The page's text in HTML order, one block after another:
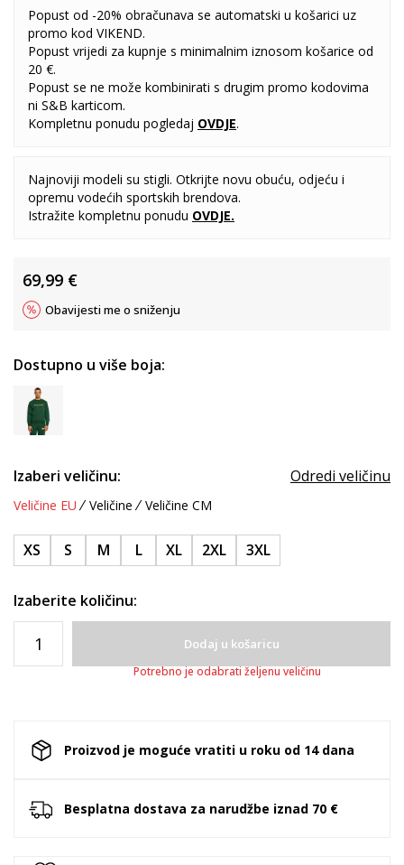
Popust od -20% obračunava se automatski u košarici uz
promo kod VIKEND.
Popust vrijedi za kupnje s minimalnim iznosom košarice od
20 €.
Popust se ne može kombinirati s drugim promo kodovima
ni S&B karticom.
Kompletnu ponudu pogledaj OVDJE.
Najnoviji modeli su stigli. Otkrijte novu obuću, odjeću i
opremu vodećih sportskih brendova.
Istražite kompletnu ponudu OVDJE.
69,99 €
Obavijesti me o sniženju
Dostupno u više boja:
Izaberi veličinu: Odredi veličinu
Veličine EU Veličine Veličine CM
XS S M L XL 2XL 3XL
Izaberite količinu:
Dodaj u košaricu
Potrebno je odabrati željenu veličinu
Proizvod je moguće vratiti u roku od 14 dana
Besplatna dostava za narudžbe iznad 70 €